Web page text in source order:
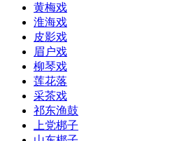
黄梅戏
淮海戏
皮影戏
眉户戏
柳琴戏
莲花落
采茶戏
祁东渔鼓
上党梆子